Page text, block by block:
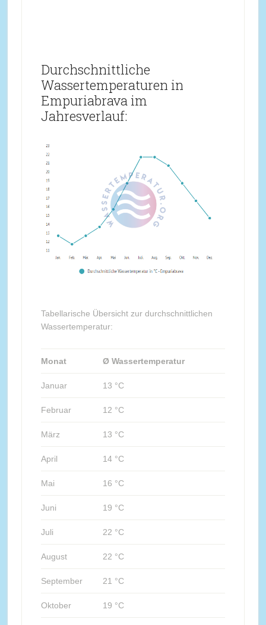
Durchschnittliche
Wassertemperaturen in
Empuriabrava im
Jahresverlauf:
Tabellarische Übersicht zur durchschnittlichen
Wassertemperatur:
Monat Ø Wassertemperatur
Januar 13 °C
Februar 12 °C
März 13 °C
April 14 °C
Mai 16 °C
Juni 19 °C
Juli 22 °C
August 22 °C
September 21 °C
Oktober 19 °C